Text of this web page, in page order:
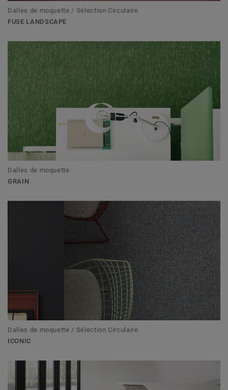
Dalles de moquette / Sélection Circulaire
FUSE LANDSCAPE
Dalles de moquette
GRAIN
Dalles de moquette / Sélection Circulaire
ICONIC